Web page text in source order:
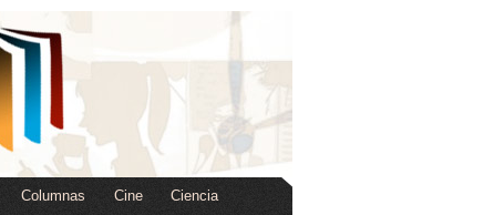
Columnas Cine Ciencia